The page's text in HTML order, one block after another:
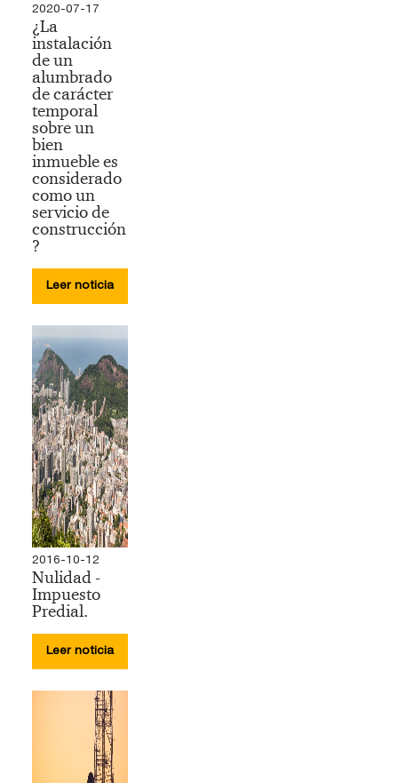
2020-07-17
¿La
instalación
de un
alumbrado
de carácter
temporal
sobre un
bien
inmueble es
considerado
como un
servicio de
construcción
?
Leer noticia
2016-10-12
Nulidad -
Impuesto
Predial.
Leer noticia